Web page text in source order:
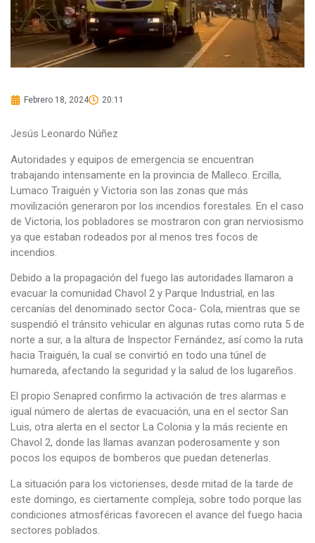
Febrero 18, 2024 20:11
Jesús Leonardo Núñez
Autoridades y equipos de emergencia se encuentran
trabajando intensamente en la provincia de Malleco. Ercilla,
Lumaco Traiguén y Victoria son las zonas que más
movilización generaron por los incendios forestales. En el caso
de Victoria, los pobladores se mostraron con gran nerviosismo
ya que estaban rodeados por al menos tres focos de
incendios.
Debido a la propagación del fuego las autoridades llamaron a
evacuar la comunidad Chavol 2 y Parque Industrial, en las
cercanías del denominado sector Coca- Cola, mientras que se
suspendió el tránsito vehicular en algunas rutas como ruta 5 de
norte a sur, a la altura de Inspector Fernández, así como la ruta
hacia Traiguén, la cual se convirtió en todo una túnel de
humareda, afectando la seguridad y la salud de los lugareños.
El propio Senapred confirmo la activación de tres alarmas e
igual número de alertas de evacuación, una en el sector San
Luis, otra alerta en el sector La Colonia y la más reciente en
Chavol 2, donde las llamas avanzan poderosamente y son
pocos los equipos de bomberos que puedan detenerlas.
La situación para los victorienses, desde mitad de la tarde de
este domingo, es ciertamente compleja, sobre todo porque las
condiciones atmosféricas favorecen el avance del fuego hacia
sectores poblados.